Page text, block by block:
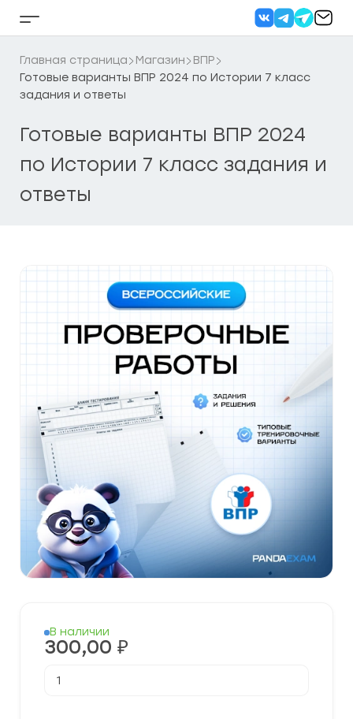
Кнопка
бокового
меню
Главная страница Магазин
ВПР
Готовые варианты ВПР 2024 по Истории 7 класс
задания и ответы
Готовые варианты ВПР 2024
по Истории 7 класс задания и
ответы
В наличии
300,00 ₽
товара